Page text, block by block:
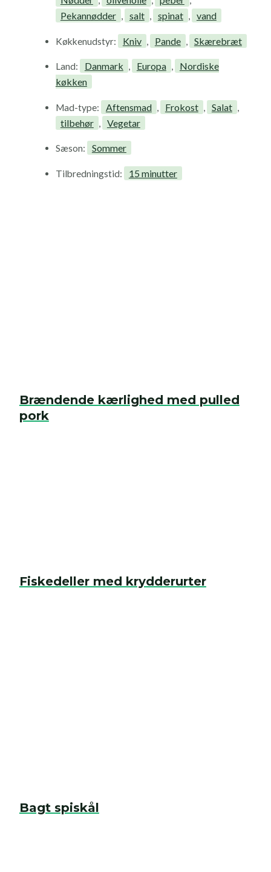
Pekannødder , salt , spinat , vand
Køkkenudstyr: Kniv Pande Skærebræt
Land: Danmark , Europa ,
Nordiske
køkken
Mad-type: Aftensmad Frokost Salat
tilbehør Vegetar
Sæson: Sommer
Tilbredningstid: 15 minutter
Brændende kærlighed med pulled
pork
Fiskedeller med krydderurter
Bagt spiskål